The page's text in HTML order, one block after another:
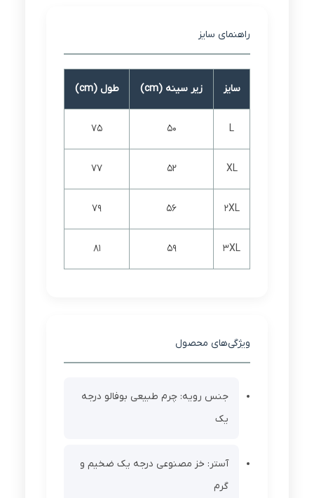
راهنمای سایز
سایز زیر سینه (cm) طول (cm)
L
50
75
XL
52
77
2XL
56
79
3XL
59
81
ویژگی‌های محصول
جنس رویه: چرم طبیعی بوفالو درجه
یک
آستر: خز مصنوعی درجه یک ضخیم و
گرم